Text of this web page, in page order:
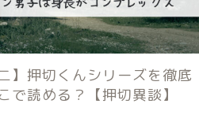
】押切くんシリーズを徹底
で読める？【押切異談】